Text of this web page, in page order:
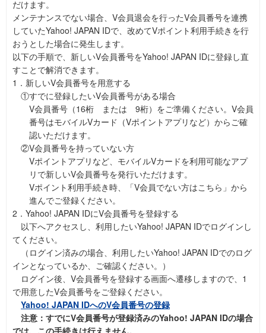
だけます。
メンテナンスでない場合、V会員退会を行ったV会員番号を連携
していたYahoo! JAPAN IDで、改めてVポイント利用手続きを行
おうとした場合に発生します。
以下の手順で、新しいV会員番号をYahoo! JAPAN IDに登録し直
すことで解消できます。
1．新しいV会員番号を用意する
①すでに登録したいV会員番号がある場合
V会員番号（16桁 または 9桁）をご準備ください。V会員
番号はモバイルVカード（Vポイントアプリなど）からご確
認いただけます。
②V会員番号を持っていない方
Vポイントアプリなど、モバイルVカードを利用可能なアプ
リで新しいV会員番号を発行いただけます。
Vポイント利用手続き時、「V会員でない方はこちら」から
進んでご登録ください。
2．Yahoo! JAPAN IDにV会員番号を登録する
以下へアクセスし、利用したいYahoo! JAPAN IDでログインし
てください。
（ログイン済みの場合、利用したいYahoo! JAPAN IDでのログ
インとなっているか、ご確認ください。）
ログイン後、V会員番号を登録する画面へ遷移しますので、1
で用意したV会員番号をご登録ください。
Yahoo! JAPAN IDへのV会員番号の登録
注意：すでにV会員番号が登録済みのYahoo! JAPAN IDの場合